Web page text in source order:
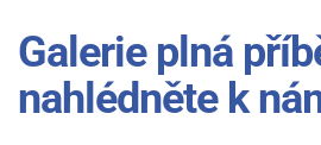
Galerie plná
nahlédněte k